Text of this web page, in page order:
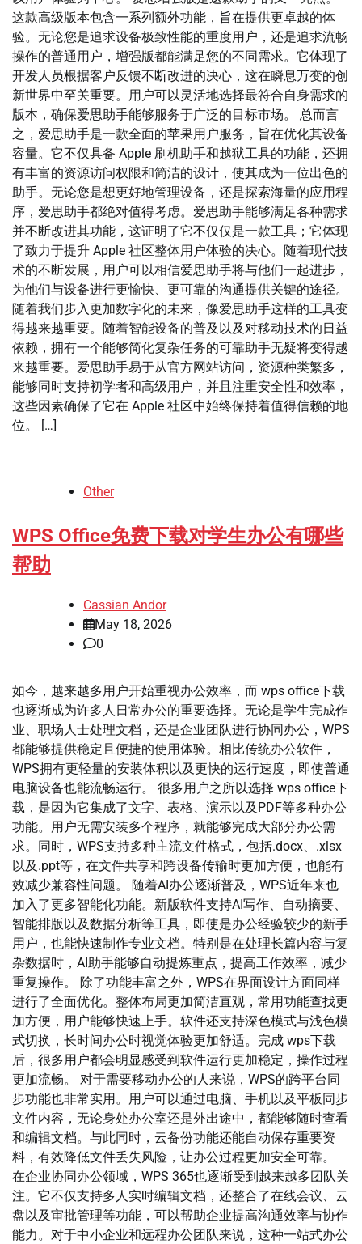
这款高级版本包含一系列额外功能，旨在提供更卓越的体
验。无论您是追求设备极致性能的重度用户，还是追求流畅
操作的普通用户，增强版都能满足您的不同需求。它体现了
开发人员根据客户反馈不断改进的决心，这在瞬息万变的创
新世界中至关重要。用户可以灵活地选择最符合自身需求的
版本，确保爱思助手能够服务于广泛的目标市场。 总而言
之，爱思助手是一款全面的苹果用户服务，旨在优化其设备
容量。它不仅具备 Apple 刷机助手和越狱工具的功能，还拥
有丰富的资源访问权限和简洁的设计，使其成为一位出色的
助手。无论您是想更好地管理设备，还是探索海量的应用程
序，爱思助手都绝对值得考虑。爱思助手能够满足各种需求
并不断改进其功能，这证明了它不仅仅是一款工具；它体现
了致力于提升 Apple 社区整体用户体验的决心。随着现代技
术的不断发展，用户可以相信爱思助手将与他们一起进步，
为他们与设备进行更愉快、更可靠的沟通提供关键的途径。
随着我们步入更加数字化的未来，像爱思助手这样的工具变
得越来越重要。随着智能设备的普及以及对移动技术的日益
依赖，拥有一个能够简化复杂任务的可靠助手无疑将变得越
来越重要。爱思助手易于从官方网站访问，资源种类繁多，
能够同时支持初学者和高级用户，并且注重安全性和效率，
这些因素确保了它在 Apple 社区中始终保持着值得信赖的地
位。 […]
Other
WPS Office免费下载对学生办公有哪些
帮助
Cassian Andor
May 18, 2026
0
如今，越来越多用户开始重视办公效率，而 wps office下载
也逐渐成为许多人日常办公的重要选择。无论是学生完成作
业、职场人士处理文档，还是企业团队进行协同办公，WPS
都能够提供稳定且便捷的使用体验。相比传统办公软件，
WPS拥有更轻量的安装体积以及更快的运行速度，即使普通
电脑设备也能流畅运行。 很多用户之所以选择 wps office下
载，是因为它集成了文字、表格、演示以及PDF等多种办公
功能。用户无需安装多个程序，就能够完成大部分办公需
求。同时，WPS支持多种主流文件格式，包括.docx、.xlsx
以及.ppt等，在文件共享和跨设备传输时更加方便，也能有
效减少兼容性问题。 随着AI办公逐渐普及，WPS近年来也
加入了更多智能化功能。新版软件支持AI写作、自动摘要、
智能排版以及数据分析等工具，即使是办公经验较少的新手
用户，也能快速制作专业文档。特别是在处理长篇内容与复
杂数据时，AI助手能够自动提炼重点，提高工作效率，减少
重复操作。 除了功能丰富之外，WPS在界面设计方面同样
进行了全面优化。整体布局更加简洁直观，常用功能查找更
加方便，用户能够快速上手。软件还支持深色模式与浅色模
式切换，长时间办公时视觉体验更加舒适。完成 wps下载
后，很多用户都会明显感受到软件运行更加稳定，操作过程
更加流畅。 对于需要移动办公的人来说，WPS的跨平台同
步功能也非常实用。用户可以通过电脑、手机以及平板同步
文件内容，无论身处办公室还是外出途中，都能够随时查看
和编辑文档。与此同时，云备份功能还能自动保存重要资
料，有效降低文件丢失风险，让办公过程更加安全可靠。
在企业协同办公领域，WPS 365也逐渐受到越来越多团队关
注。它不仅支持多人实时编辑文档，还整合了在线会议、云
盘以及审批管理等功能，可以帮助企业提高沟通效率与协作
能力。对于中小企业和远程办公团队来说，这种一站式办公